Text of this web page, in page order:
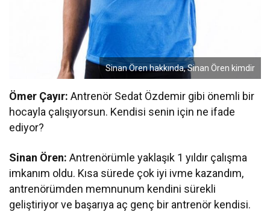
Sinan Ören hakkında, Sinan Ören kimdir
Ömer Çayır:Antrenör Sedat Özdemir gibi önemli bir
hocayla çalışıyorsun. Kendisi senin için ne ifade
ediyor?
Sinan Ören:Antrenörümle yaklaşık 1 yıldır çalışma
imkanım oldu. Kısa sürede çok iyi ivme kazandım,
antrenörümden memnunum kendini sürekli
geliştiriyor ve başarıya aç genç bir antrenör kendisi.